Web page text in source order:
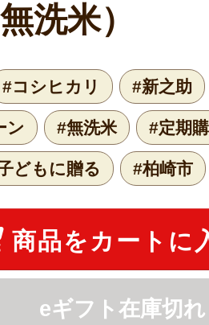
洗米）
#コシヒカリ #新之助
ン #無洗米 #定期
どもに贈る #柏崎市
商品をカートに
eギフト在庫切れ